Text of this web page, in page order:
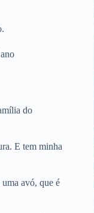
do
E tem minha
avó, que é